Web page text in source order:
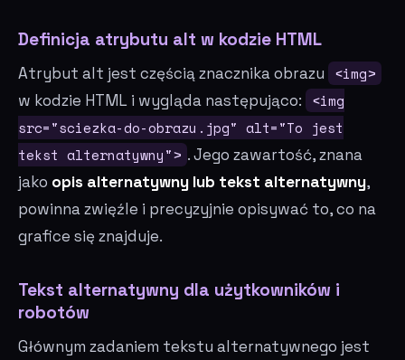
Definicja atrybutu alt w kodzie HTML
Atrybut alt jest częścią znacznika obrazu <img>
w kodzie HTML i wygląda następująco: <img
src="sciezka-do-obrazu.jpg" alt="To jest
tekst alternatywny"> . Jego zawartość, znana
jako opis alternatywny lub tekst alternatywny,
powinna zwięźle i precyzyjnie opisywać to, co na
grafice się znajduje.
Tekst alternatywny dla użytkowników i
robotów
Głównym zadaniem tekstu alternatywnego jest